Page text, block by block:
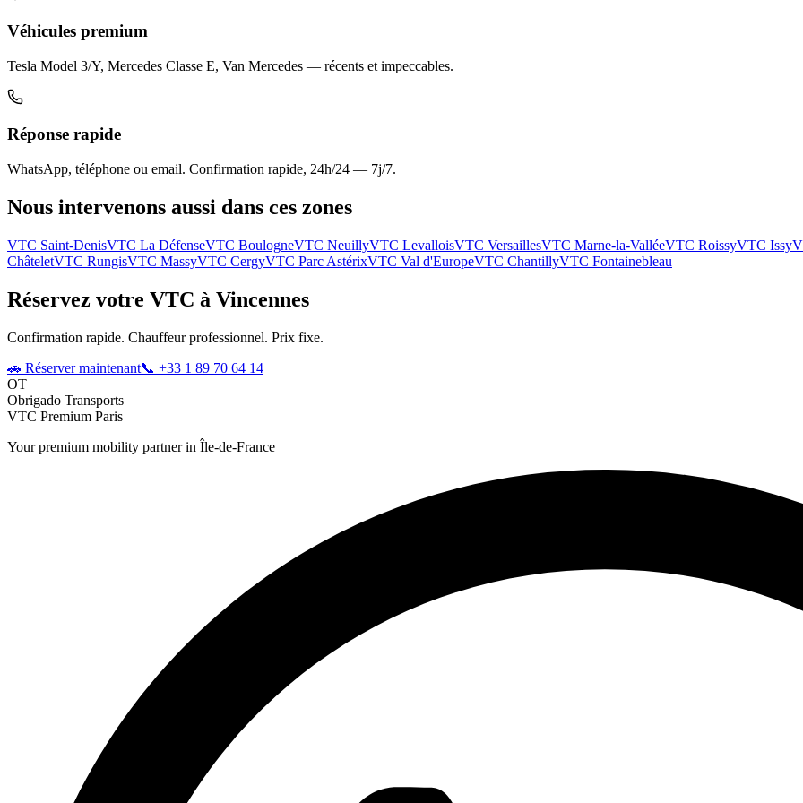
Véhicules premium
Tesla Model 3/Y, Mercedes Classe E, Van Mercedes — récents et impeccables.
Réponse rapide
WhatsApp, téléphone ou email. Confirmation rapide, 24h/24 — 7j/7.
Nous intervenons aussi dans ces zones
VTC Saint-DenisVTC La DéfenseVTC BoulogneVTC NeuillyVTC LevalloisVTC VersaillesVTC Marne-la-ValléeVTC RoissyVTC Issy
ChâteletVTC RungisVTC MassyVTC CergyVTC Parc AstérixVTC Val d'EuropeVTC ChantillyVTC Fontainebleau
Réservez votre VTC à Vincennes
Confirmation rapide. Chauffeur professionnel. Prix fixe.
🚗 Réserver maintenant📞 +33 1 89 70 64 14
OT
Obrigado Transports
VTC Premium Paris
Your premium mobility partner in Île-de-France